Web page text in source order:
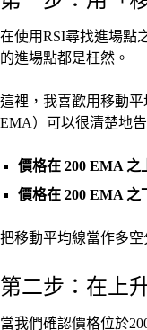
在使用RSI尋找進場點
的進場點都是枉然。
這裡，我喜歡用移動平
EMA）可以很清楚地
價格在 200 EMA 之
價格在 200 EMA 之
把移動平均線當作多
第二步：在上
當我們確認價格位於